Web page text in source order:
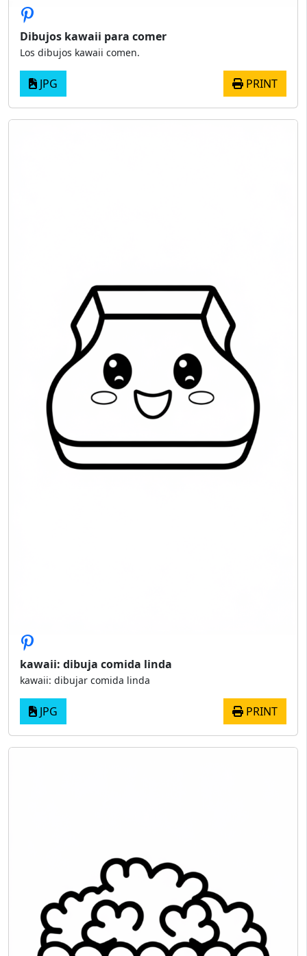
Dibujos kawaii para comer
Los dibujos kawaii comen.
JPG PRINT
kawaii: dibuja comida linda
kawaii: dibujar comida linda
JPG PRINT